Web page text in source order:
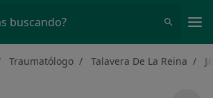
buscando?
Traumatólogo Talavera De La Reina